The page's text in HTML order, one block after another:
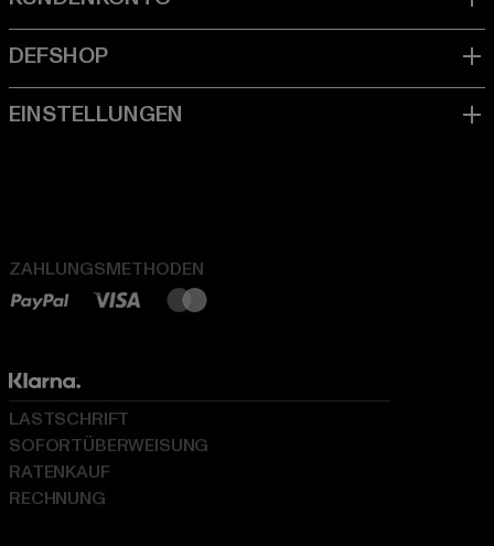
ZAHLUNGSMETHODEN
LASTSCHRIFT
SOFORTÜBERWEISUNG
RATENKAUF
RECHNUNG